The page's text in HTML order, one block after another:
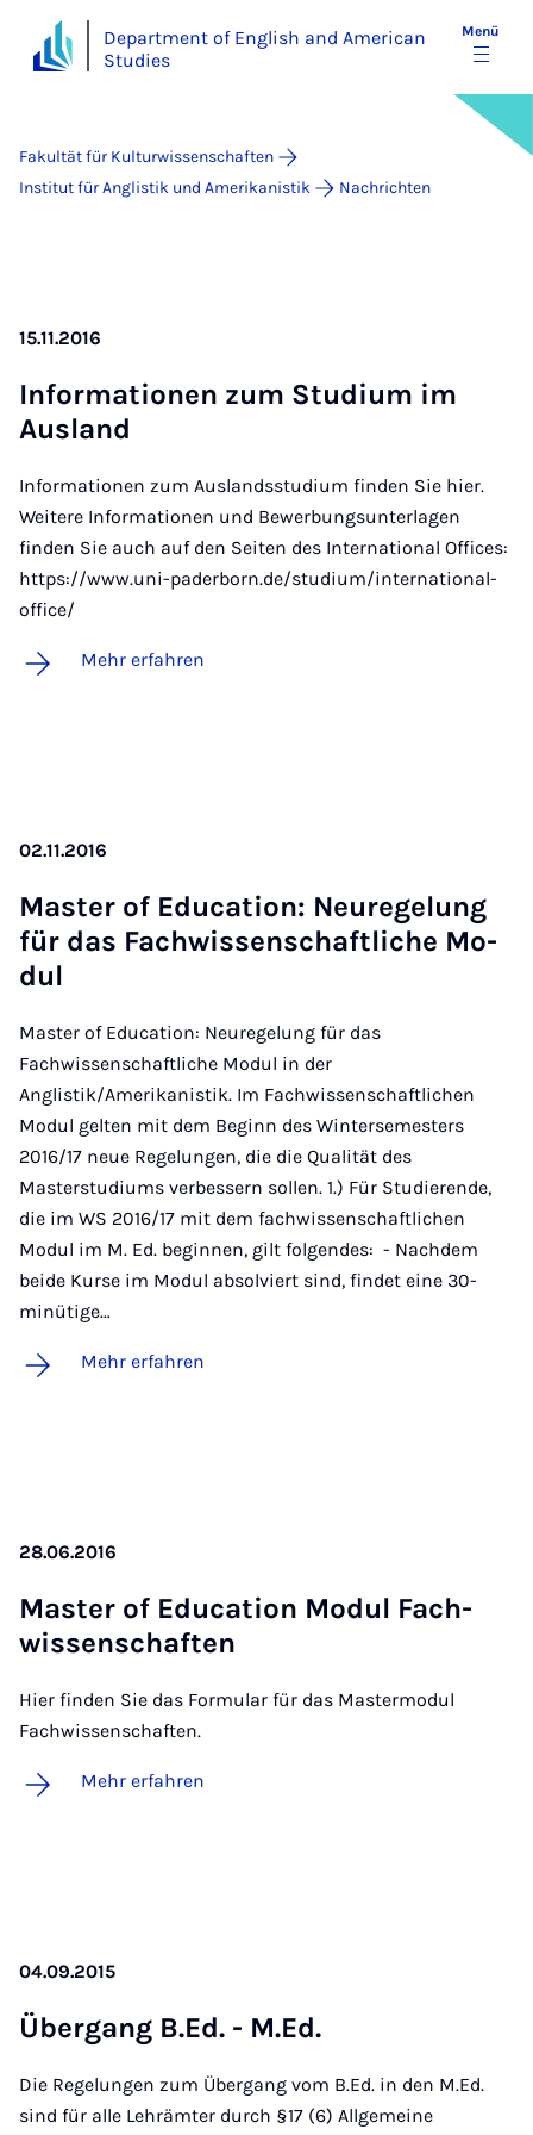
Department of English and American
Studies
Menü
Fakultät für Kulturwissenschaften
Institut für Anglistik und Amerikanistik
Nachrichten
15.11.2016
In­for­ma­ti­o­nen zum Stu­di­um im
Aus­land
Informationen zum Auslandsstudium finden Sie hier.
Weitere Informationen und Bewerbungsunterlagen
finden Sie auch auf den Seiten des International Offices:
https://www.uni-paderborn.de/studium/international-
office/
Mehr erfahren
02.11.2016
Mas­ter of Edu­ca­ti­on: Neu­re­ge­lung
für das Fach­wis­sen­schaft­li­che Mo­
dul
Master of Education: Neuregelung für das
Fachwissenschaftliche Modul in der
Anglistik/Amerikanistik. Im Fachwissenschaftlichen
Modul gelten mit dem Beginn des Wintersemesters
2016/17 neue Regelungen, die die Qualität des
Masterstudiums verbessern sollen. 1.) Für Studierende,
die im WS 2016/17 mit dem fachwissenschaftlichen
Modul im M. Ed. beginnen, gilt folgendes: - Nachdem
beide Kurse im Modul absolviert sind, findet eine 30-
minütige…
Mehr erfahren
28.06.2016
Mas­ter of Edu­ca­ti­on Mo­dul Fach­
wis­sen­schaf­ten
Hier finden Sie das Formular für das Mastermodul
Fachwissenschaften.
Mehr erfahren
04.09.2015
Über­g­ang B.Ed. - M.Ed.
Die Regelungen zum Übergang vom B.Ed. in den M.Ed.
sind für alle Lehrämter durch §17 (6) Allgemeine